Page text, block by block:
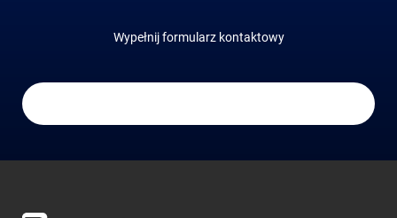
Wypełnij formularz kontaktowy